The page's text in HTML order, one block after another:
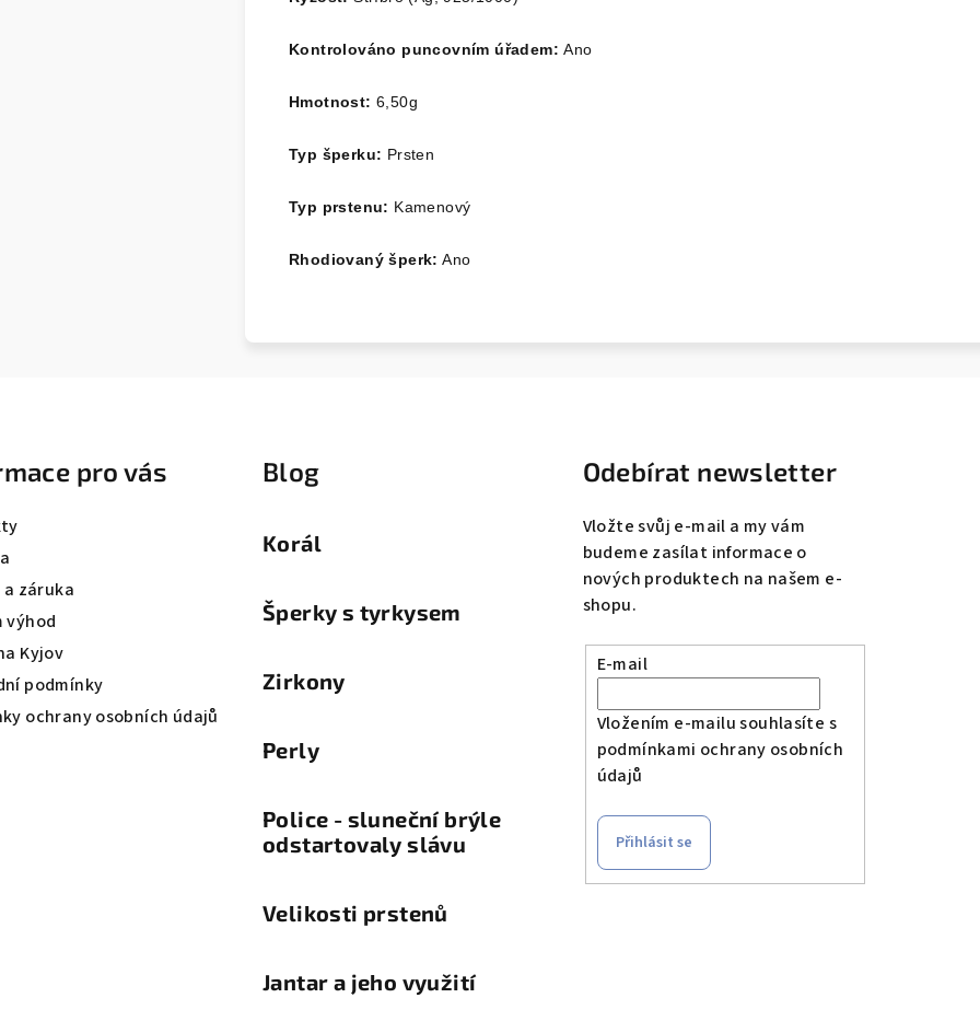
Kontrolováno puncovním úřadem:Ano
Hmotnost: 6,50g
Typ šperku: Prsten
Typ prstenu: Kamenový
Rhodiovaný šperk: Ano
pro vás
záruka
výhod
Kyjov
podmínky
ochrany osobních údajů
Blog
Korál
Šperky s tyrkysem
Zirkony
Perly
Police - sluneční brýle
odstartovaly slávu
Velikosti prstenů
Jantar a jeho využití
Odebírat newsletter
Vložte svůj e-mail a my vám
budeme zasílat informace o
nových produktech na našem e-
shopu.
E-mail
Vložením e-mailu souhlasíte s
podmínkami ochrany osobních
údajů
Přihlásit se